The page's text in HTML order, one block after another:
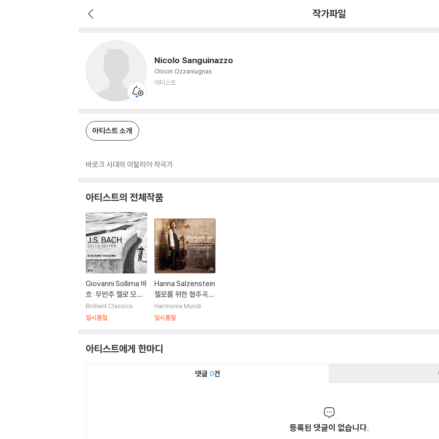
작가파일
Nicolo Sanguinazzo
Olocin Ozzaniugnas
아티스트
아티스트 소개
바로크 시대의 이탈리아 작곡가
아티스트의 전체작품
Giovanni Sollima 바
흐: 무반주 첼로 모음
곡 외 (Bach: Cello S
uites)
Brilliant Classics
일시품절
Hanna Salzenstein
첼로를 위한 협주곡
(Concerti Per Viol
oncello)
Harmonia Mundi
일시품절
아티스트에게 한마디
댓글 0건
등록된 댓글이 없습니다.